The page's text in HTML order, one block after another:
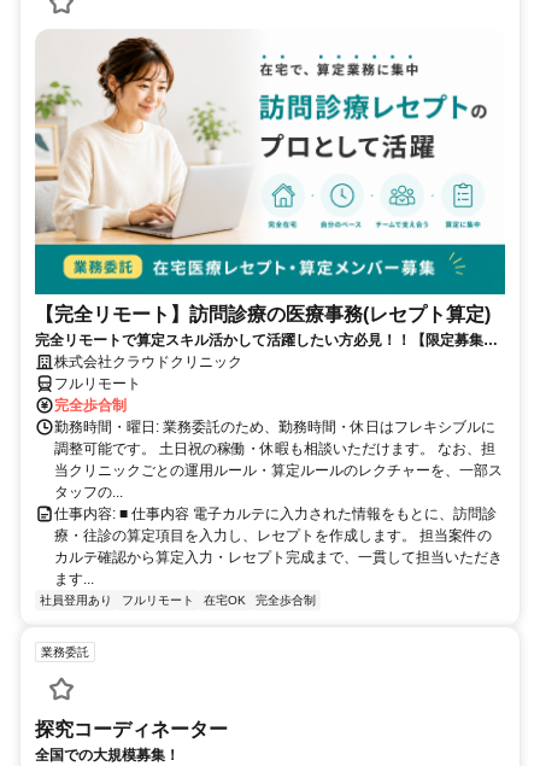
【完全リモート】訪問診療の医療事務(レセプト算定)
完全リモートで算定スキル活かして活躍したい方必見！！【限定募集】
完全リモート｜在宅医療レセプト算定（成果報酬型／業務委託）
株式会社クラウドクリニック
フルリモート
完全歩合制
勤務時間・曜日: 業務委託のため、勤務時間・休日はフレキシブルに
調整可能です。 土日祝の稼働・休暇も相談いただけます。 なお、担
当クリニックごとの運用ルール・算定ルールのレクチャーを、一部ス
タッフの...
仕事内容: ■ 仕事内容 電子カルテに入力された情報をもとに、訪問診
療・往診の算定項目を入力し、レセプトを作成します。 担当案件の
カルテ確認から算定入力・レセプト完成まで、一貫して担当いただき
ます...
社員登用あり フルリモート 在宅OK 完全歩合制
業務委託
探究コーディネーター
全国での大規模募集！